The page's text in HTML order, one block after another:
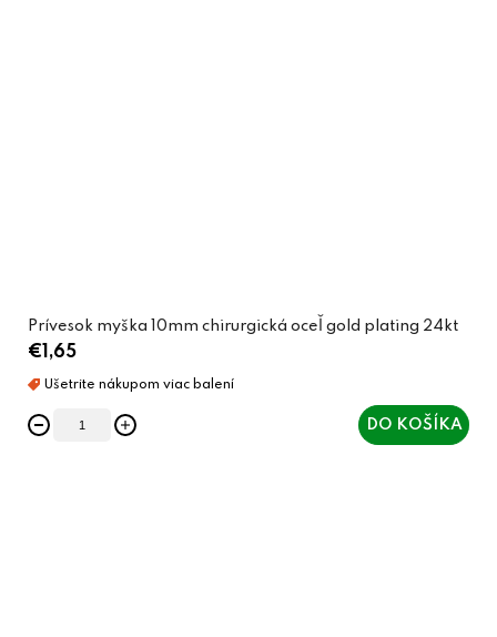
Prívesok myška 10mm chirurgická oceľ gold plating 24kt
€1,65
DO KOŠÍKA